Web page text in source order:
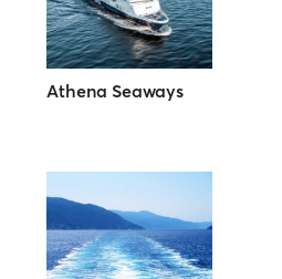
Athena Seaways